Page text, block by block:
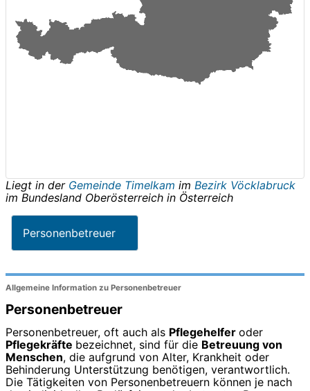
Liegt in der Gemeinde Timelkam im Bezirk Vöcklabruck
im Bundesland Oberösterreich in Österreich
Personenbetreuer
Allgemeine Information zu Personenbetreuer
Personenbetreuer
Personenbetreuer, oft auch als Pflegehelfer oder
Pflegekräfte bezeichnet, sind für die Betreuung von
Menschen, die aufgrund von Alter, Krankheit oder
Behinderung Unterstützung benötigen, verantwortlich.
Die Tätigkeiten von Personenbetreuern können je nach